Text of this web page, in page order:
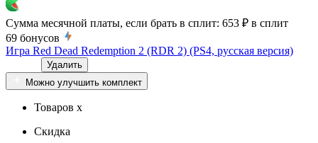
Сумма месячной платы, если брать в сплит: 653 ₽ в сплит
69 бонусов
Игра Red Dead Redemption 2 (RDR 2) (PS4, русская версия)
Удалить
Можно улучшить комплект
Товаров x
Скидка